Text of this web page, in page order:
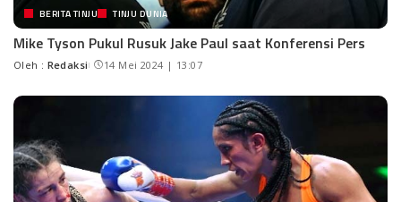
BERITA TINJU TINJU DUNIA
Mike Tyson Pukul Rusuk Jake Paul saat Konferensi Pers
Oleh : Redaksi 14 Mei 2024 | 13:07